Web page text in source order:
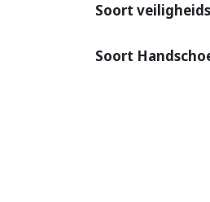
Soort
Soort